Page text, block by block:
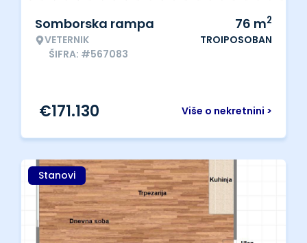
Somborska rampa
VETERNIK
ŠIFRA: #567083
76 m2
TROIPOSOBAN
Više o nekretnini >
€171.130
Stanovi